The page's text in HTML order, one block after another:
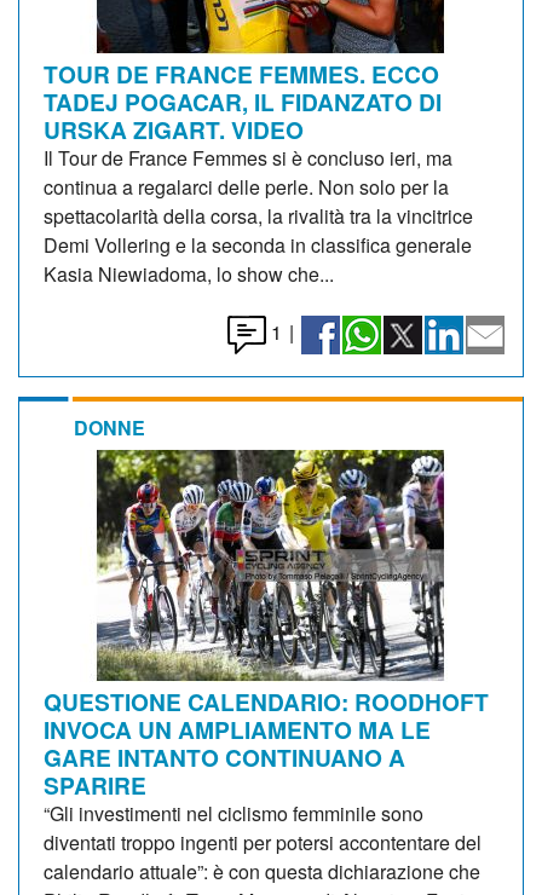
TOUR DE FRANCE FEMMES. ECCO
TADEJ POGACAR, IL FIDANZATO DI
URSKA ZIGART. VIDEO
Il Tour de France Femmes si è concluso ieri, ma
continua a regalarci delle perle. Non solo per la
spettacolarità della corsa, la rivalità tra la vincitrice
Demi Vollering e la seconda in classifica generale
Kasia Niewiadoma, lo show che...
1 |
DONNE
QUESTIONE CALENDARIO: ROODHOFT
INVOCA UN AMPLIAMENTO MA LE
GARE INTANTO CONTINUANO A
SPARIRE
“Gli investimenti nel ciclismo femminile sono
diventati troppo ingenti per potersi accontentare del
calendario attuale”: è con questa dichiarazione che